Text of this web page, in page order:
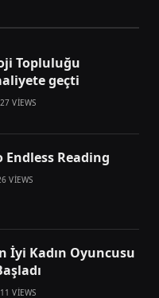
Topluluğu
geçti
27VIEWS
Reading
VIEWS
İyi Kadın Oyuncusu
11VIEWS